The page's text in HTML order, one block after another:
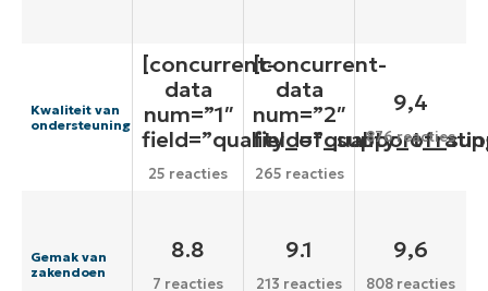
Kwaliteit van
ondersteuning
[concurrent-
data
num=”1″
25 reacties
[concurrent-
data
num=”2″
265 reacties
9,4
876 reacties
Gemak van
zakendoen
8.8
7 reacties
9.1
213 reacties
9,6
808 reacties